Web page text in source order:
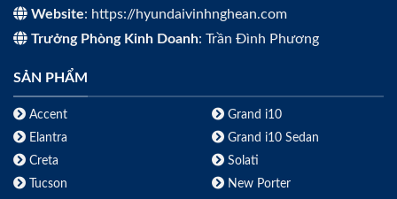
Website: https://hyundaivinhnghean.com
Trưởng Phòng Kinh Doanh: Trần Đình Phương
SẢN PHẨM
Accent
Elantra
Creta
Tucson
Grand i10
Grand i10 Sedan
Solati
New Porter